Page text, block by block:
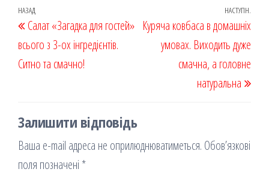
k on ис
я
Навігація
записів
Попередній
запис
НАЗАД
Салат «Загадка для гостей»
всього з 3-ох інгредієнтів.
Ситно та смачно!
НАСТУПН.
Куряча ковбаса в домашніх
умовах. Виходить дуже
смачна, а головне
натуральна
Залишити відповідь
Ваша e-mail адреса не оприлюднюватиметься. Обов’язкові
поля позначені *